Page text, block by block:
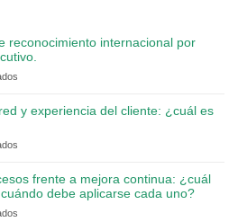
reconocimiento internacional por
recibe
año
consecutivo.
y experiencia del cliente: ¿cuál es
de
la
frente a mejora continua: ¿cuál
debe aplicarse cada uno?